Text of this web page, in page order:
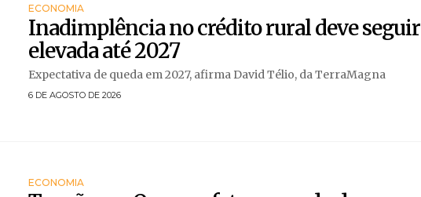
ECONOMIA
Inadimplência no crédito rural deve seguir
elevada até 2027
Expectativa de queda em 2027, afirma David Télio, da TerraMagna
6 DE AGOSTO DE 2026
ECONOMIA